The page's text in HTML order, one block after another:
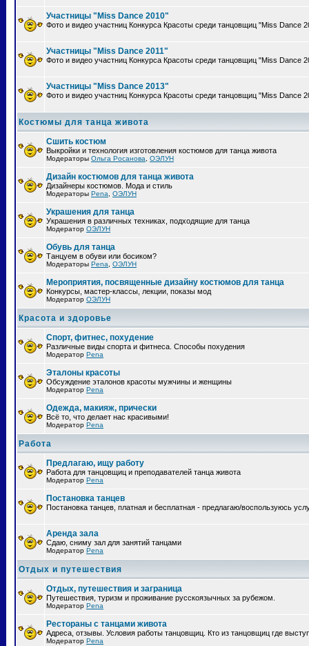
Участницы "Miss Dance 2010"
Фото и видео участниц Конкурса Красоты среди танцовщиц "Miss Dance
Участницы "Miss Dance 2011"
Фото и видео участниц Конкурса Красоты среди танцовщиц "Miss Dance
Участницы "Miss Dance 2013"
Фото и видео участниц Конкурса Красоты среди танцовщиц "Miss Dance
Костюмы для танца живота
Сшить костюм
Выкройки и технология изготовления костюмов для танца живота
Модераторы Ольга Росанова ОЭЛУН
Дизайн костюмов для танца живота
Дизайнеры костюмов. Мода и стиль
Модераторы Pena ОЭЛУН
Украшения для танца
Украшения в различных техниках, подходящие для танца
Модератор ОЭЛУН
Обувь для танца
Танцуем в обуви или босиком?
Модераторы Pena ОЭЛУН
Мероприятия, посвященные дизайну костюмов для танца
Конкурсы, мастер-классы, лекции, показы мод
Модератор ОЭЛУН
Красота и здоровье
Спорт, фитнес, похудение
Различные виды спорта и фитнеса. Способы похудения
Модератор Pena
Эталоны красоты
Обсуждение эталонов красоты мужчины и женщины
Модератор Pena
Одежда, макияж, прически
Всё то, что делает нас красивыми!
Модератор Pena
Работа
Предлагаю, ищу работу
Работа для танцовщиц и преподавателей танца живота
Модератор Pena
Постановка танцев
Постановка танцев, платная и бесплатная - предлагаю/воспользуюсь
Аренда зала
Сдаю, сниму зал для занятий танцами
Модератор Pena
Отдых и путешествия
Отдых, путешествия и заграница
Путешествия, туризм и проживание русскоязычных за рубежом.
Модератор Pena
Рестораны с танцами живота
Адреса, отзывы. Условия работы танцовщиц. Кто из танцовщиц где
Модератор Pena